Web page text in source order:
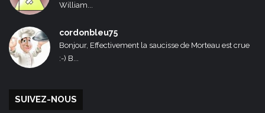
William...
cordonbleu75
Bonjour, Effectivement la saucisse de Morteau est crue
:-) B...
SUIVEZ-NOUS